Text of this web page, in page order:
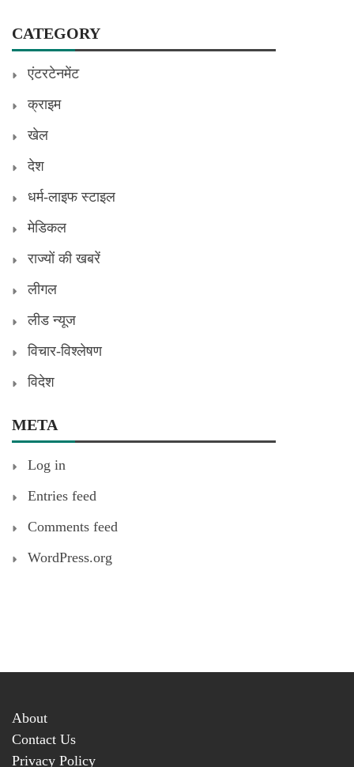
CATEGORY
एंटरटेनमेंट
क्राइम
खेल
देश
धर्म-लाइफ स्टाइल
मेडिकल
राज्यों की खबरें
लीगल
लीड न्यूज
विचार-विश्लेषण
विदेश
META
Log in
Entries feed
Comments feed
WordPress.org
About
Contact Us
Privacy Policy